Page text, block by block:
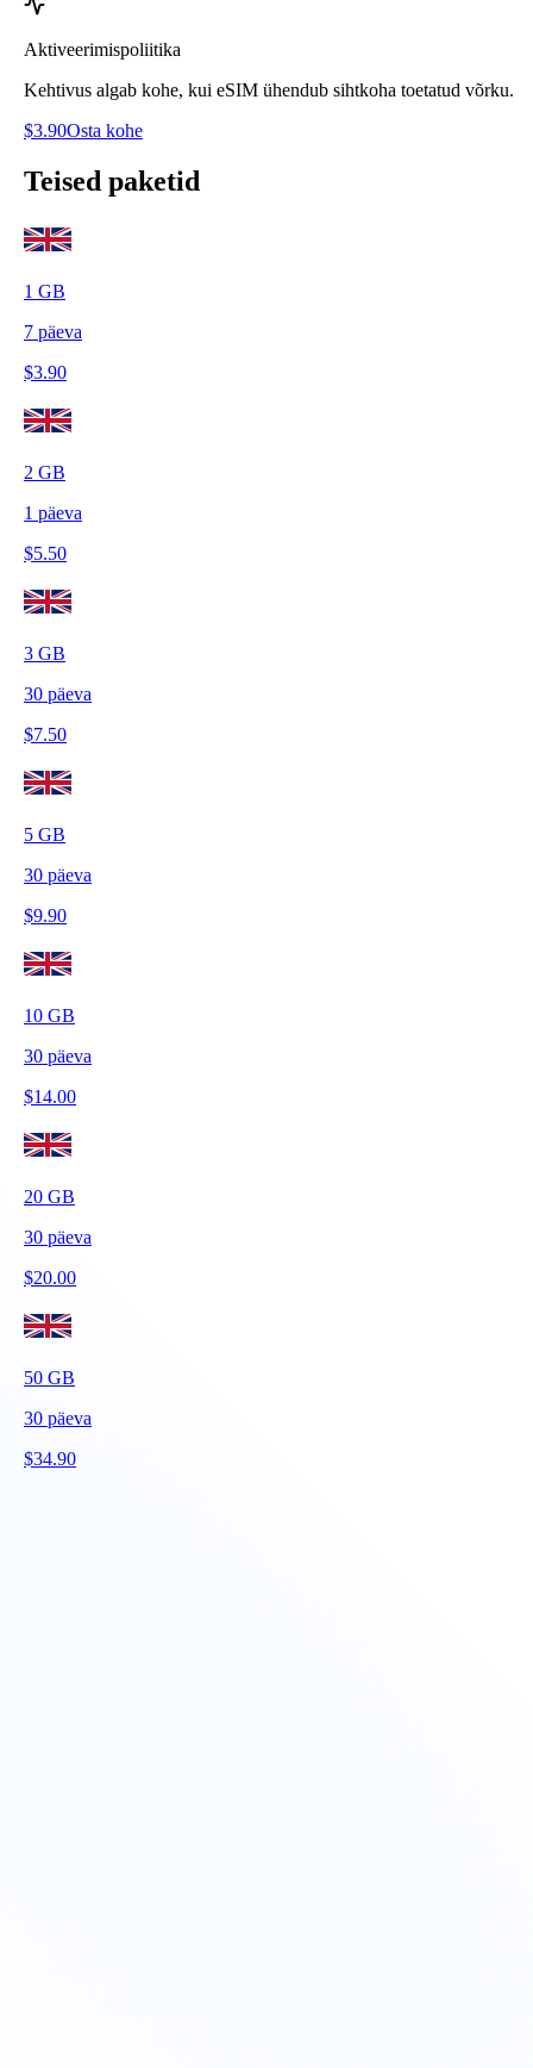
Aktiveerimispoliitika
Kehtivus algab kohe, kui eSIM ühendub sihtkoha toetatud võrku.
$3.90Osta kohe
Teised paketid
1 GB
7 päeva
$3.90
2 GB
1 päeva
$5.50
3 GB
30 päeva
$7.50
5 GB
30 päeva
$9.90
10 GB
30 päeva
$14.00
20 GB
30 päeva
$20.00
50 GB
30 päeva
$34.90